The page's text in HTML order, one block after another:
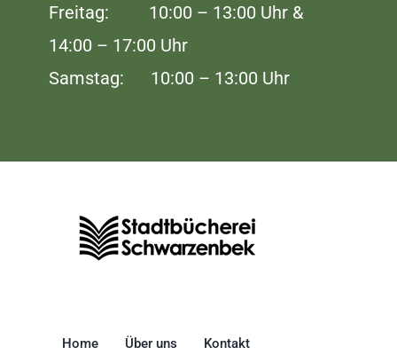
Freitag: 10:00 – 13:00 Uhr &
14:00 – 17:00 Uhr
Samstag: 10:00 – 13:00 Uhr
Home Über uns Kontakt